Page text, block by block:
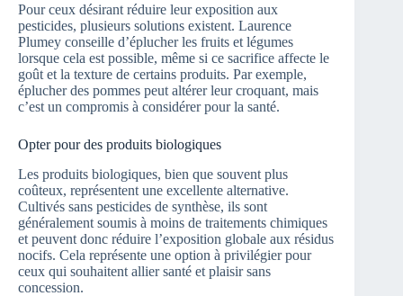
Pour ceux désirant réduire leur exposition aux
pesticides, plusieurs solutions existent. Laurence
Plumey conseille d’éplucher les fruits et légumes
lorsque cela est possible, même si ce sacrifice affecte le
goût et la texture de certains produits. Par exemple,
éplucher des pommes peut altérer leur croquant, mais
c’est un compromis à considérer pour la santé.
Opter pour des produits biologiques
Les produits biologiques, bien que souvent plus
coûteux, représentent une excellente alternative.
Cultivés sans pesticides de synthèse, ils sont
généralement soumis à moins de traitements chimiques
et peuvent donc réduire l’exposition globale aux résidus
nocifs. Cela représente une option à privilégier pour
ceux qui souhaitent allier santé et plaisir sans
concession.